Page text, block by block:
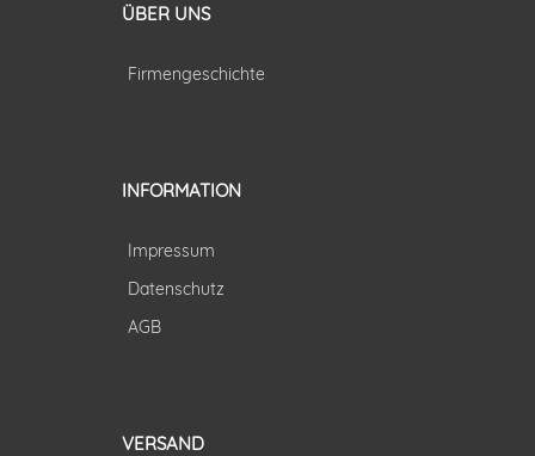
ÜBER UNS
Firmengeschichte
INFORMATION
Impressum
Datenschutz
AGB
VERSAND